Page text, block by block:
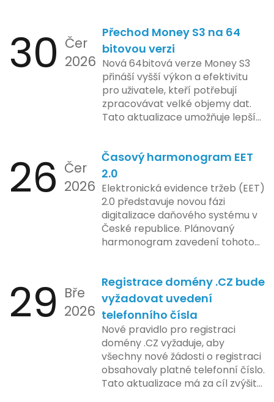
bezpečnost a ochranu spotřebitelů,
regulační orgány různých zemí jsou
na pozoru a sledují vývoj celého
případu velmi bedlivě. Vedení
společnosti zatím neposkytlo
podrobnější informace o
konkrétních záměrech či časové
ose zavedení této technologie.
kontrolovaném prostředí. Uživatelé
mají možnost předem se seznámit s
aktualizacemi, a tím lépe připravit
své systémy na oficiální zavedení
nového systému.
30 Čer
2026
Přechod Money S3 na 64
bitovou verzi
Nová 64bitová verze Money S3
přináší vyšší výkon a efektivitu
pro uživatele, kteří potřebují
zpracovávat velké objemy dat.
Tato aktualizace umožňuje lepší
podniky s náročnými účetními
procesy.
26 Čer
2026
Časový harmonogram EET
2.0
Elektronická evidence tržeb (EET)
2.0 představuje novou fázi
digitalizace daňového systému v
České republice. Plánovaný
harmonogram zavedení tohoto
zahrnuje přípravu technické
platformy a legislativních změn,
které by měly být předloženy do
konce tohoto roku. Očekává se,
že tato fáze umožní adaptaci
systémů a rozšíření podpory pro
podnikatele, přičemž všechny
potřebné technologie by měly
být dostupné k testování v rámci
29 Bře
2026
Registrace domény .CZ bude
vyžadovat uvedení
telefonního čísla
Nové pravidlo pro registraci
domény .CZ vyžaduje, aby
všechny nové žádosti o registraci
obsahovaly platné telefonní číslo.
Tato aktualizace má za cíl zvýšit